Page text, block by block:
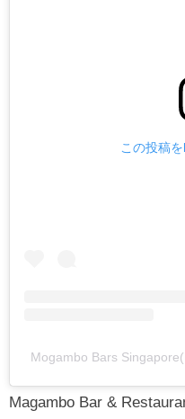
この投稿
Mogambo Bars
Magambo Bar &